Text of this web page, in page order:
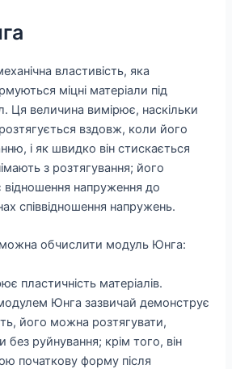
властивість, яка
міцні матеріали під
Ця величина вимірює, наскільки
вздовж, коли його
і як швидко він стискається
з розтягування; його
відношення напруження до
співвідношення напружень.
обчислити модуль Юнга:
пластичність матеріалів.
Юнга зазвичай демонструє
його можна розтягувати,
без руйнування; крім того, він
початкову форму після